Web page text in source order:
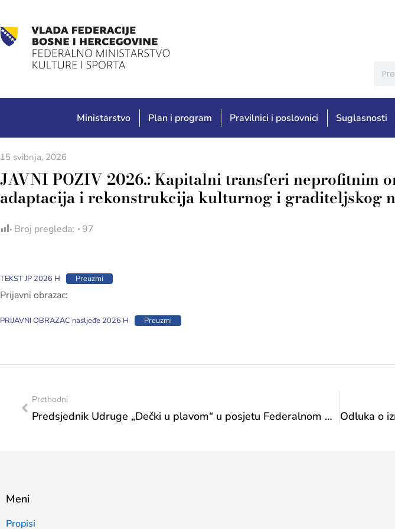
Ministarstvo Plan i program Pravilnici i poslovnici Suglasnosti
15 svibnja, 2026
JAVNI POZIV 2026.: Kapitalni transferi neprofitnim
adaptacija i rekonstrukcija kulturnog i graditeljskog
Broj pregleda: 97
TEKST JP 2026 H Preuzmi
Prijavni obrazac:
PRIJAVNI OBRAZAC nasljeđe 2026 H Preuzmi
Prethodni
Predsjednik Udruge „Dečki u plavom“ u posjetu Federalnom ministarstvu kulture i športa
Meni
Propisi